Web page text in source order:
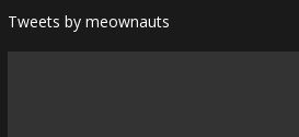
Tweets by meownauts